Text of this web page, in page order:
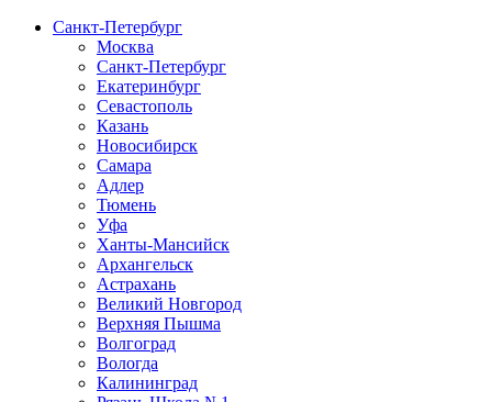
Санкт-Петербург
Москва
Санкт-Петербург
Екатеринбург
Севастополь
Казань
Новосибирск
Самара
Адлер
Тюмень
Уфа
Ханты-Мансийск
Архангельск
Астрахань
Великий Новгород
Верхняя Пышма
Волгоград
Вологда
Калининград